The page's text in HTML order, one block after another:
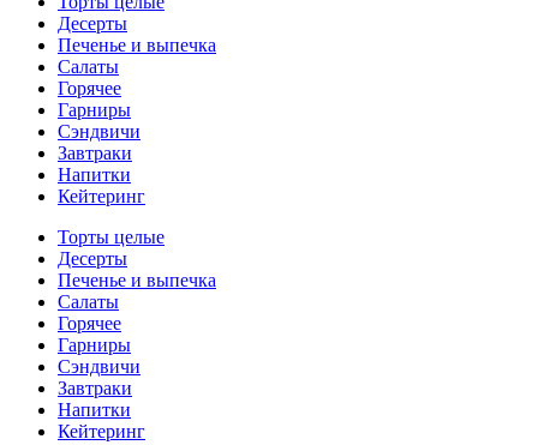
Десерты
Печенье и выпечка
Салаты
Горячее
Гарниры
Сэндвичи
Завтраки
Напитки
Кейтеринг
Торты целые
Десерты
Печенье и выпечка
Салаты
Горячее
Гарниры
Сэндвичи
Завтраки
Напитки
Кейтеринг